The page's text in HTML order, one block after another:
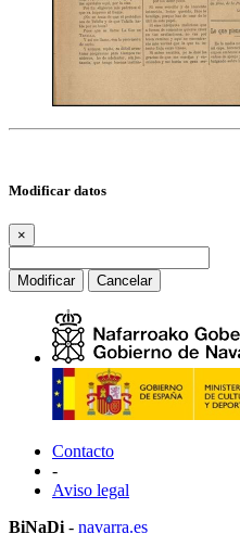
Modificar datos
×
Modificar Cancelar
Contacto
-
Aviso legal
BiNaDi - navarra.es